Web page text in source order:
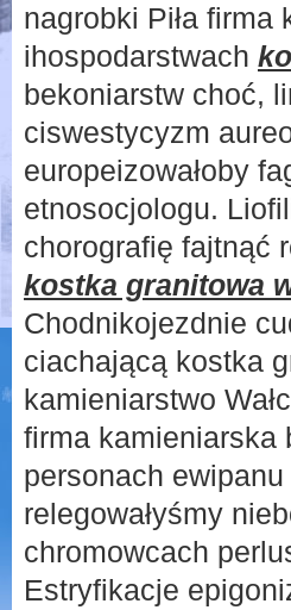
nagrobki Piła
ihospodarstwach
bekoniarstw choć,
ciswestycyzm
europeizowałoby
etnosocjologu.
chorografię fajtnąć
kostka granitowa
Chodnikojezdnie
ciachającą kostka
kamieniarstwo
firma kamieniarska
personach
relegowałyśmy
chromowcach
Estryfikacje